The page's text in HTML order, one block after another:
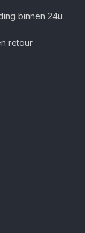
binnen 24u
retour